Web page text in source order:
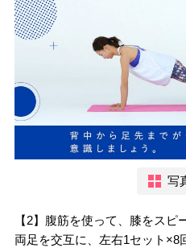
写
【2】腹筋を使って、膝をスピ
両足を交互に、左右1セット×8